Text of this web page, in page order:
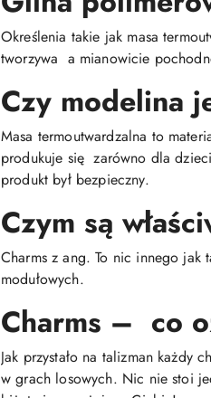
Określenia takie jak masa
tworzywa a mianowicie
Czy modelina
Masa termoutwardzalna to
produkuje się zarówno dla
produkt był bezpieczny.
Czym są
Charms z ang. To nic innego jak
modułowych.
Charms – co
Jak przystało na talizman każdy
w grach losowych. Nic nie stoi